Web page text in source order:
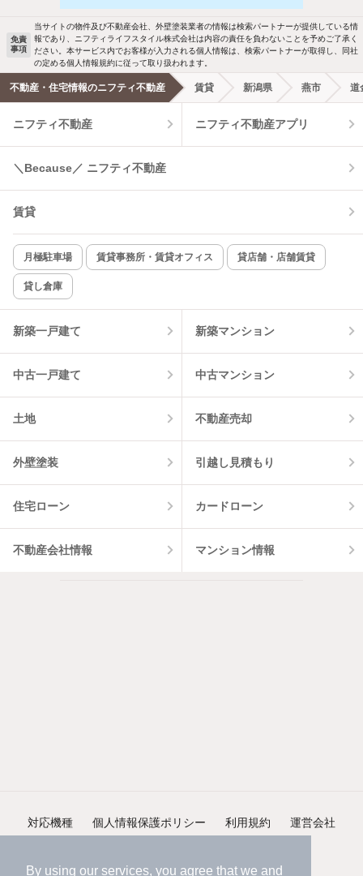
By using our services, you agree that we and
洗濯機置場あり 独立洗面台
エアコンあり 都市ガス
温水洗浄便座 オートロック
コンロ2口以上
新着のみ インターネット無料
該当件数:
1件
免責
事項
当サイトの物件及び不動産会社、外壁塗装業者の情報は検索パートナーが提供している情
報であり、ニフティライフスタイル株式会社は内容の責任を負わないことを予めご了承く
ださい。本サービス内でお客様が入力される個人情報は、検索パートナーが取得し、同社
の定める個人情報規約に従って取り扱われます。
不動産・住宅情報のニフティ不動産 賃貸 新潟県 燕市 道
ニフティ不動産 ニフティ不動産アプリ
＼Because／ ニフティ不動産
賃貸
月極駐車場 賃貸事務所・賃貸オフィス 貸店舗・店舗賃貸
貸し倉庫
新築一戸建て 新築マンション
中古一戸建て 中古マンション
土地 不動産売却
外壁塗装 引越し見積もり
住宅ローン カードローン
不動産会社情報 マンション情報
対応機種 個人情報保護ポリシー 利用規約 運営会社